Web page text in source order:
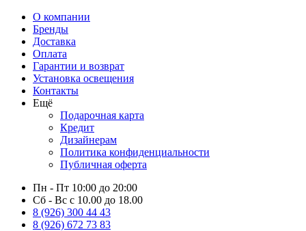
О компании
Бренды
Доставка
Оплата
Гарантии и возврат
Установка освещения
Контакты
Ещё
Подарочная карта
Кредит
Дизайнерам
Политика конфиденциальности
Публичная оферта
Пн - Пт 10:00 до 20:00
Сб - Вс с 10.00 до 18.00
8 (926) 300 44 43
8 (926) 672 73 83